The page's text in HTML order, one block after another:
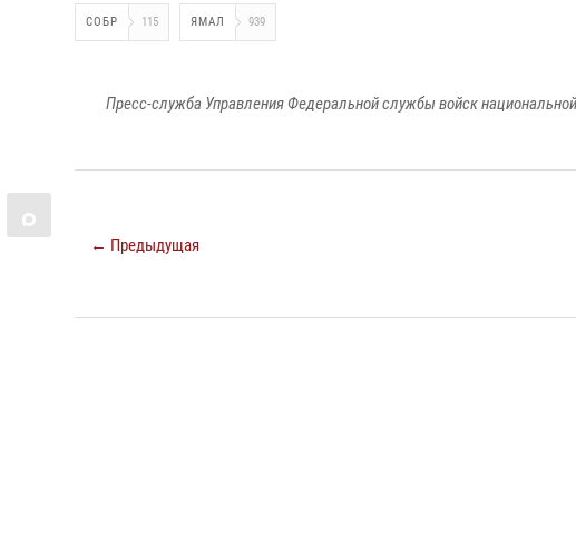
СОБР 115 ЯМАЛ 939
Пресс-служба Управления Федеральной службы войск
← Предыдущая